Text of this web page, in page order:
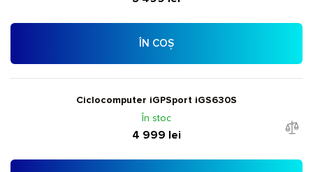
ÎN COȘ
Ciclocomputer iGPSport iGS630S
În stoc
4 999 lei